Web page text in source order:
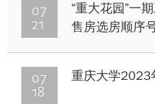
07
21
“重大花园”一
售房选房顺序
07
18
重庆大学2023